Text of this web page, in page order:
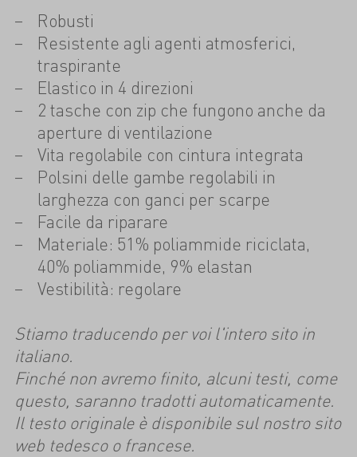
Robusti
Resistente agli agenti atmosferici,
traspirante
Elastico in 4 direzioni
2 tasche con zip che fungono anche da
aperture di ventilazione
Vita regolabile con cintura integrata
Polsini delle gambe regolabili in
larghezza con ganci per scarpe
Facile da riparare
Materiale: 51% poliammide riciclata,
40% poliammide, 9% elastan
Vestibilità: regolare
Stiamo traducendo per voi l'intero sito in
italiano.
Finché non avremo finito, alcuni testi, come
questo, saranno tradotti automaticamente.
Il testo originale è disponibile sul nostro sito
web tedesco o francese.